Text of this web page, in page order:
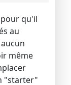
qu'il
au
même
"starter"